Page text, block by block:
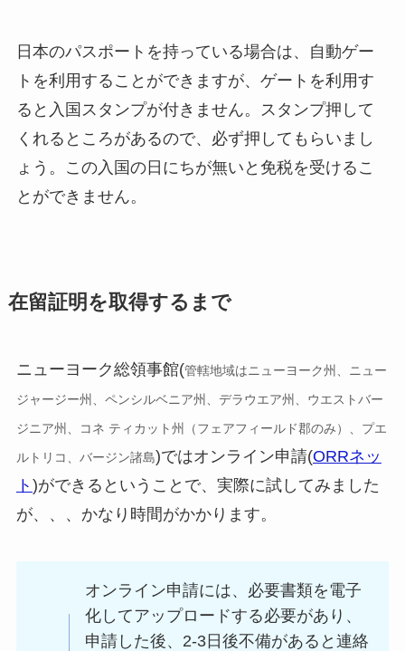
日本のパスポートを持っている場合は、自動ゲー
トを利用することができますが、ゲートを利用す
ると入国スタンプが付きません。スタンプ押して
くれるところがあるので、必ず押してもらいまし
ょう。この入国の日にちが無いと免税を受けるこ
とができません。
在留証明を取得するまで
ニューヨーク総領事館(管轄地域はニューヨーク州、ニュー
ジャージー州、ペンシルベニア州、デラウエア州、ウエストバー
ジニア州、コネ ティカット州（フェアフィールド郡のみ）、プエ
ルトリコ、バージン諸島)ではオンライン申請(ORRネッ
ト )ができるということで、実際に試してみました
が、、、かなり時間がかかります。
オンライン申請には、必要書類を電子
化してアップロードする必要があり、
申請した後、2-3日後不備があると連絡